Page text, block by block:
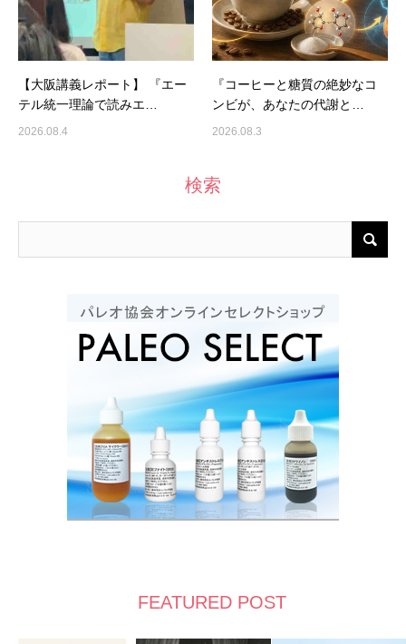
【大阪講義レポート】 『エー
テル統一理論で読みエ…
2026.08.4
『コーヒーと糖質の絶妙なコ
ンビが、あなたの代謝と…
2026.08.3
検索
FEATURED POST